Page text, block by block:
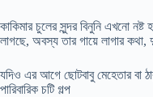
কাকিমার চুলের সুন্দর বিনুনি এখনো
লাগছে, অবস্য তার গায়ে লাগার
যদিও এর আগে ছোটবাবু মেহেতার বা
পারিবারিক চটি গল্প